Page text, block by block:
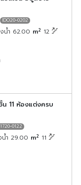
IDO20-0202
น้ำ 62.00 m2 12
น 11 ห้องแต่งครบ
0122
ำ 29.00 m2 11